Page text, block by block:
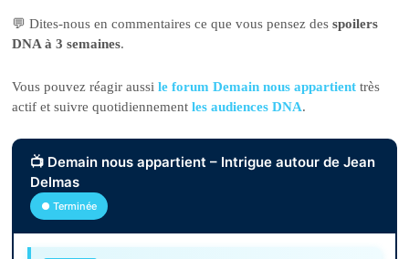
💬 Dites-nous en commentaires ce que vous pensez desspoilers
DNA à 3 semaines.
Vous pouvez réagir aussile forum Demain nous appartient très
actif et suivre quotidiennementles audiences DNA.
📺 Demain nous appartient – Intrigue autour de Jean
Delmas
● Terminée